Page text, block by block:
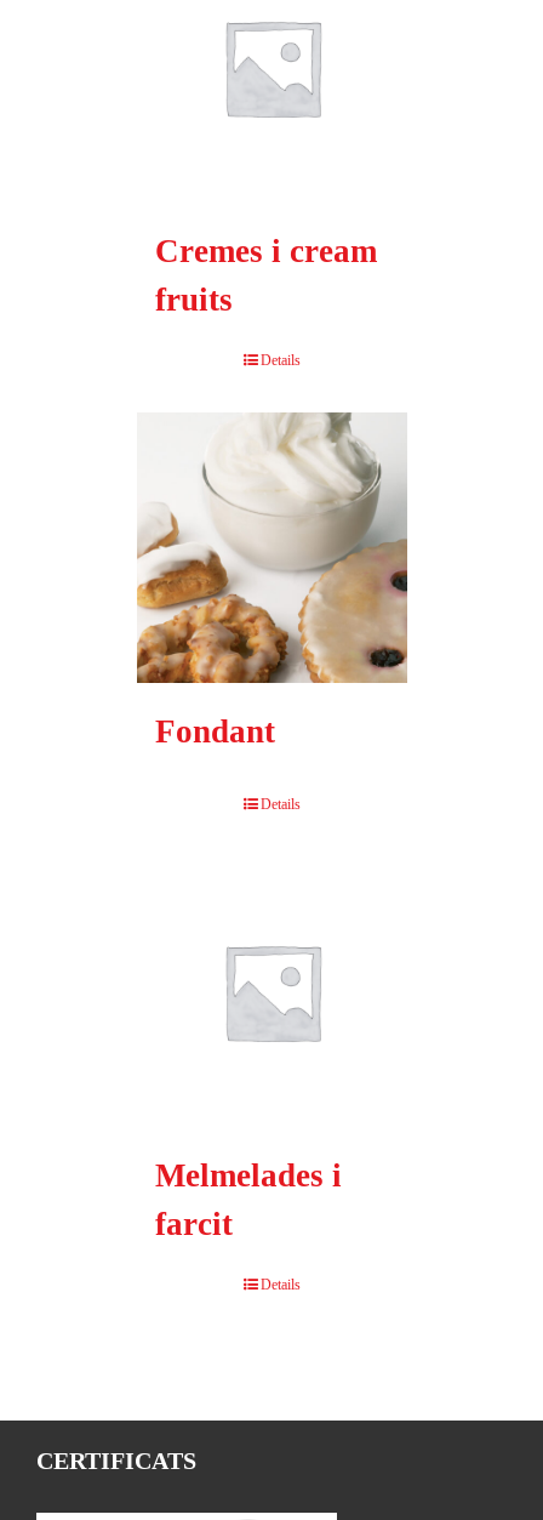
Cremes i cream
fruits
Details
Fondant
Details
Melmelades i
farcit
Details
CERTIFICATS